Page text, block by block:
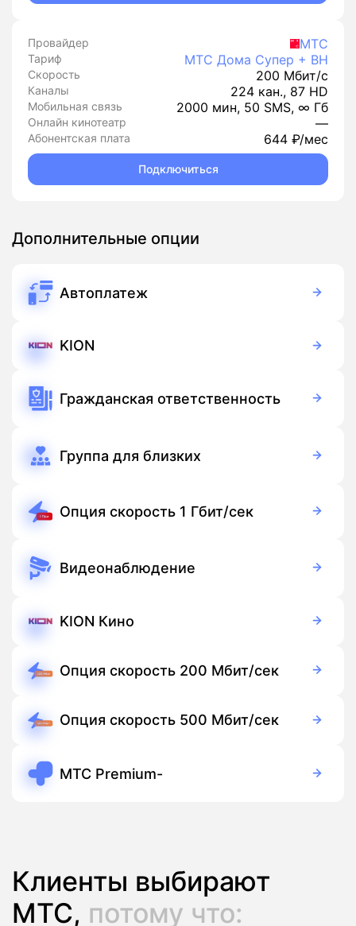
Провайдер МТС
Тариф МТС Дома Супер + ВН
Скорость 200 Мбит/с
Каналы 224 кан., 87 HD
Мобильная связь 2000 мин, 50 SMS, ∞ Гб
Онлайн кинотеатр —
Абонентская плата 644 ₽/мес
Подключиться
Дополнительные опции
Автоплатеж
KION
Подписка
Гражданская ответственность
Группа для близких
Опция скорость 1 Гбит/сек
Видеонаблюдение
Подписка Бесплатно
KION Кино
Подписка
Опция скорость 200 Мбит/сек
Подписка
Опция скорость 500 Мбит/сек
Подписка
МТС Premium-
Клиенты выбирают
МТС, потому что: